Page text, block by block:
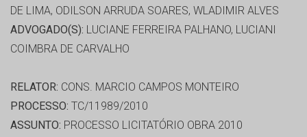
DE LIMA, ODILSON ARRUDA SOARES, WLADIMIR ALVES
ADVOGADO(S): LUCIANE FERREIRA PALHANO, LUCIANI
COIMBRA DE CARVALHO
RELATOR: CONS. MARCIO CAMPOS MONTEIRO
PROCESSO: TC/11989/2010
ASSUNTO: PROCESSO LICITATÓRIO OBRA 2010